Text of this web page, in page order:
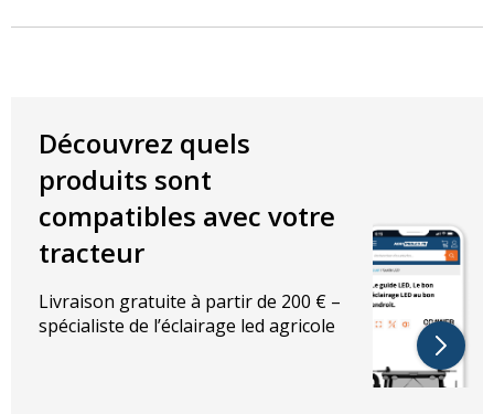
Découvrez quels
produits sont
compatibles avec votre
tracteur
Livraison gratuite à partir de 200 € –
spécialiste de l’éclairage led agricole